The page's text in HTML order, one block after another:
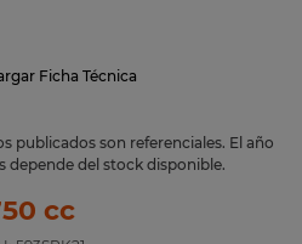
Ficha Técnica
publicados son referenciales. El año
depende del stock disponible.
cc